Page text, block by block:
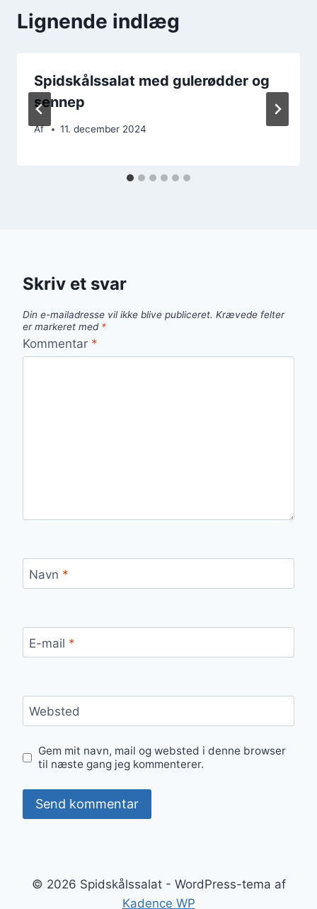
Lignende indlæg
Spidskålssalat med gulerødder og
sennep
Af 11. december 2024
Skriv et svar
Din e-mailadresse vil ikke blive publiceret. Krævede felter
er markeret med *
Kommentar *
Navn *
E-mail *
Websted
Gem mit navn, mail og websted i denne browser
til næste gang jeg kommenterer.
© 2026 Spidskålssalat - WordPress-tema af
Kadence WP